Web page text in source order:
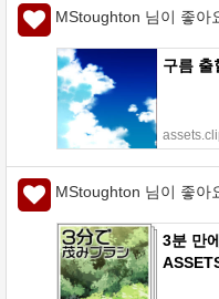
MStoughton 님이 좋아
구름 출
MStoughton 님이 좋아
3분 만